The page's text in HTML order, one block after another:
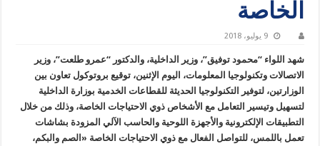
الخاصة
9 يوليو، 2018
شهد اللواء “محمود توفيق”، وزير الداخلية، والدكتور “عمرو طلعت”، وزير
الاتصالات وتكنولوجيا المعلومات، اليوم الإثنين، توقيع بروتوكول تعاون بين
الوزارتين، لتوفير التكنولوجيا الحديثة للقطاعات الخدمية بوزارة الداخلية
لتسهيل وتيسير التعامل مع الأشخاص ذوي الاحتياجات الخاصة، وذلك من خلال
التطبيقات الإلكترونية والأجهزة اللوحية والحاسب الآلي المزودة بشاشات
تعمل باللمس، للتواصل الفعال مع ذوي الاحتياجات الخاصة «الصم والبكم،